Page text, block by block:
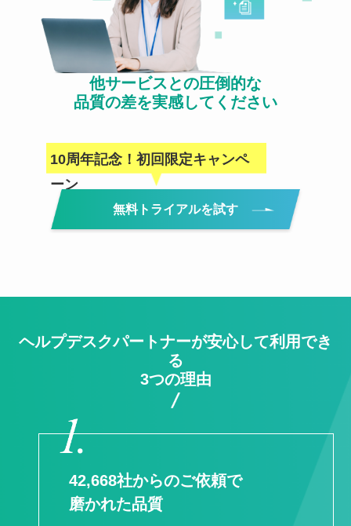
他サービスとの圧倒的な
品質の差を実感してください
10周年記念！初回限定キャンペ
ーン
無料トライアルを試す
ヘルプデスクパートナーが安⼼して利⽤でき
る
3つの理由
42,668社からのご依頼で
磨かれた品質